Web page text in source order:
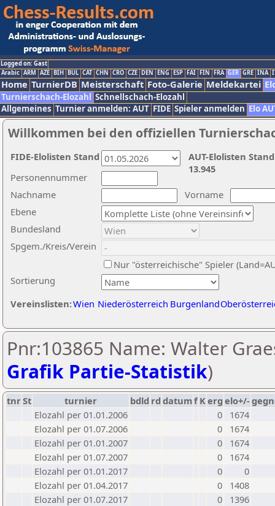
Logged on: Gast
Arabic ARM AZE BIH BUL CAT CHN CRO CZE DEN ENG ESP FAI FIN FRA GER GRE INA
Home TurnierDB Meisterschaft Foto-Galerie Meldekartei
Turnierschach-Elozahl Schnellschach-Elozahl
Allgemeines Turnier anmelden: AUT FIDE Spieler anmelden Elo
Willkommen bei den offiziellen
Nachname
Vorname
Ebene
Sortierung
Personennummer
Bundesland
Spgem./Kreis/Verein
Nur "österreichische" Spieler
Vereinslisten:Wien Niederösterreich Burgenland
AUT-Elolisten
13.945
FIDE-Elolisten Stand
Pnr:103865 Name: Walter
Grafik Partie-Statistik)
tnrSt turnier bdld rd datumf Kerg elo+/-
Elozahl per 01.01.2006
0
1674
Elozahl per 01.07.2006
0
1674
Elozahl per 01.01.2007
0
1674
Elozahl per 01.07.2007
0
1674
Elozahl per 01.01.2017
0
0
Elozahl per 01.04.2017
0
1408
Elozahl per 01.07.2017
0
1396